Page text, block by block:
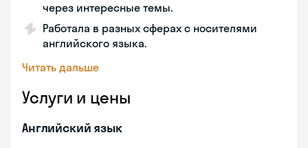
через интересные темы.
Работала в разных сферах с носителями
английского языка.
Читать дальше
Услуги и цены
Английский язык